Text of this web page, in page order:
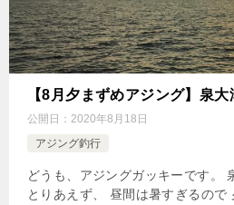
【8月夕まずめアジング】泉
公開日： 2020年8月18日
アジング釣行
どうも、アジングガッキーです。
とりあえず、 昼間は暑すぎるので